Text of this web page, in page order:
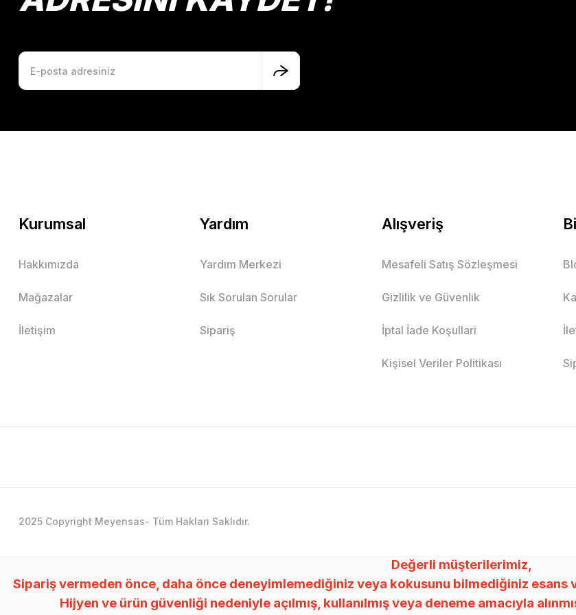
Kurumsal
Hakkımızda
Mağazalar
İletişim
Yardım
Yardım Merkezi
Sık Sorulan Sorular
Sipariş
Alışveriş
Mesafeli Satış Sözleşmesi
Gizlilik ve Güvenlik
İptal İade Koşullari
Kişisel Veriler Politikası
2025 Copyright Meyensas- Tüm Hakları Saklıdır.
Değerli müşterilerimiz,
Sipariş vermeden önce, daha önce deneyimlemediğiniz veya kokusunu bilmediğiniz esans
Hijyen ve ürün güvenliği nedeniyle açılmış, kullanılmış veya deneme amacıyla